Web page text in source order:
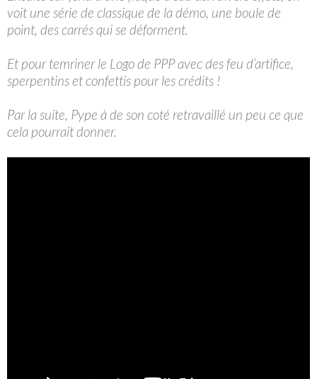
voit une série de classique de la démo, une boule de
point, des carrés qui se déforment.
Et pour temriner le Logo de PPP avec des feu d’artifice,
sperpentins et confettis pour les crédits !
Par la suite, Pype à de son coté retravaillé un peu ce que
cela pourrait donner.